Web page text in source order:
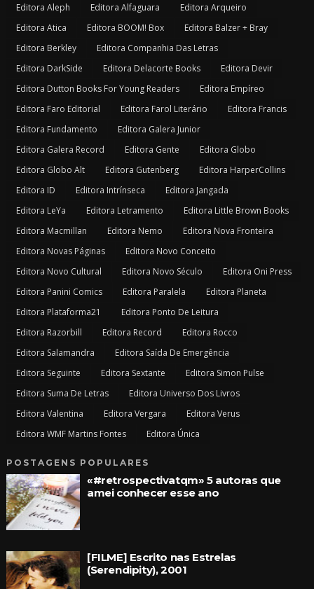
Editora Aleph Editora Alfaguara
Editora Arqueiro
Editora Atica
Editora BOOM! Box
Editora Balzer + Bray
Editora Berkley
Editora Companhia Das Letras
Editora DarkSide
Editora Delacorte Books
Editora Devir
Editora Dutton Books For Young Readers
Editora Empíreo
Editora Faro Editorial
Editora Farol Literário
Editora Francis
Editora Fundamento
Editora Galera Junior
Editora Galera Record
Editora Gente
Editora Globo
Editora Globo Alt
Editora Gutenberg
Editora HarperCollins
Editora ID
Editora Intrínseca
Editora Jangada
Editora LeYa
Editora Letramento
Editora Little Brown Books
Editora Macmillan
Editora Nemo
Editora Nova Fronteira
Editora Novas Páginas
Editora Novo Conceito
Editora Novo Cultural
Editora Novo Século
Editora Oni Press
Editora Panini Comics
Editora Paralela
Editora Planeta
Editora Plataforma21
Editora Ponto De Leitura
Editora Razorbill
Editora Record
Editora Rocco
Editora Salamandra
Editora Saída De Emergência
Editora Seguinte
Editora Sextante
Editora Simon Pulse
Editora Suma De Letras
Editora Universo Dos Livros
Editora Valentina
Editora Vergara
Editora Verus
Editora WMF Martins Fontes
Editora Única
POSTAGENS POPULARES
«#retrospectivatqm» 5 autoras que
amei conhecer esse ano
[FILME] Escrito nas Estrelas
(Serendipity), 2001